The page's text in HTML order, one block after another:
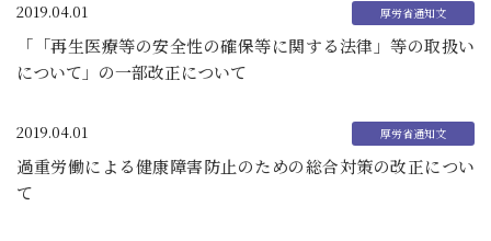
2019.04.01
「「再生医療等の安全性の確保等に関する法律」等の取扱い
について」の一部改正について
2019.04.01
過重労働による健康障害防止のための総合対策の改正につい
て